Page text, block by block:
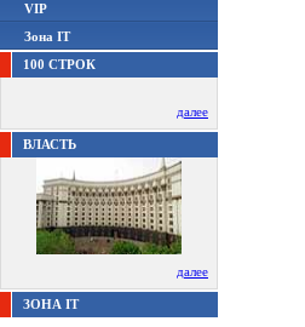
VIP
Зона IT
100 СТРОК
далее
ВЛАСТЬ
далее
ЗОНА IT